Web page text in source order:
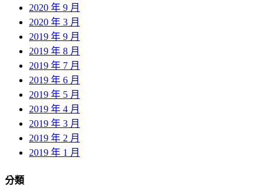
2020 年 9 月
2020 年 3 月
2019 年 9 月
2019 年 8 月
2019 年 7 月
2019 年 6 月
2019 年 5 月
2019 年 4 月
2019 年 3 月
2019 年 2 月
2019 年 1 月
分類